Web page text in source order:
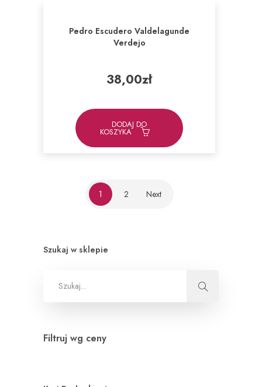
Pedro Escudero Valdelagunde
Verdejo
38,00zł
DODAJ DO
KOSZYKA
1 2 Next
Szukaj w sklepie
Filtruj wg ceny